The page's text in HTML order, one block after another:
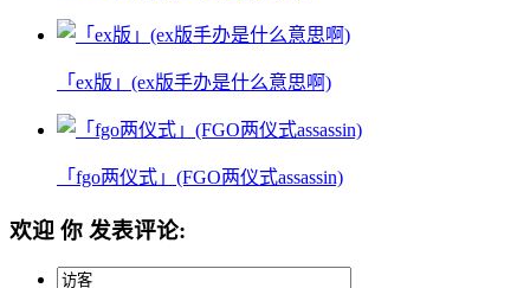
「ex版」(ex版手办是什么意思啊)
「fgo两仪式」(FGO两仪式assassin)
欢迎 你 发表评论: